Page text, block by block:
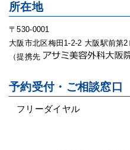
所在地
〒530-0001
大阪市北区梅田1-2-2 大阪駅前第2
（提携先
予約受付・ご相談窓口
フリーダイヤル